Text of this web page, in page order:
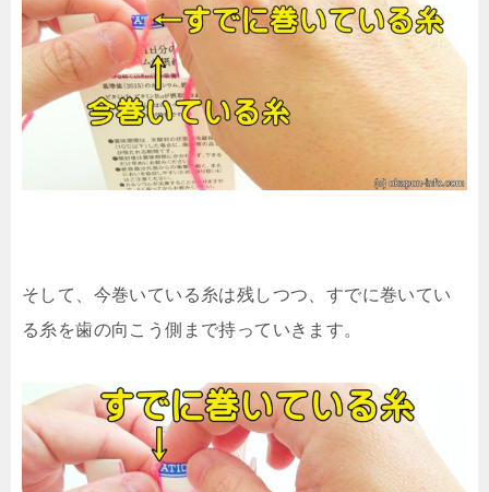
そして、今巻いている糸は残しつつ、すでに巻いてい
る糸を歯の向こう側まで持っていきます。